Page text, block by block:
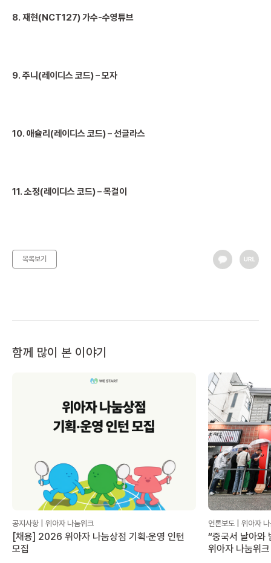
8. 재현(NCT127) 가수-수영튜브
9. 주니(레이디스 코드) – 모자
10. 애슐리(레이디스 코드) – 선글라스
11. 소정(레이디스 코드) – 목걸이
목록보기
함께 많이 본 이야기
공지사항 | 위아자 나눔위크
[채용] 2026 위아자 나눔상점 기획·운영 인턴
모집
언론보도 | 위아자
“중국서 날아와
위아자 나눔위